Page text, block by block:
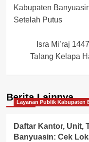
Kabupaten
Setelah Putus
Isra Mi’raj
Talang Kelapa
Berita Lainnya
Layanan Publik Kabupaten
Daftar Kantor, Unit,
Banyuasin: Cek